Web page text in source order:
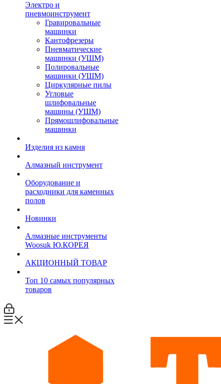
Электро и
пневмоинструмент
Гравировальные
машинки
Кантофрезеры
Пневматические
машинки (УШМ)
Полировальные
машинки (УШМ)
Циркулярные пилы
Угловые
шлифовальные
машины (УШМ)
Прямошлифовальные
машинки
Изделия из камня
Алмазный инструмент
Оборудование и
расходники для каменных
полов
Новинки
Алмазные инструменты
Woosuk Ю.КОРЕЯ
АКЦИОННЫЙ ТОВАР
Топ 10 самых популярных
товаров